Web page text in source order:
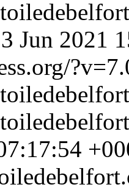
Jun 2021